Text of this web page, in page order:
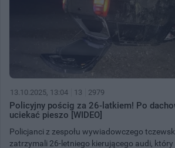
13.10.2025, 13:04 13 2979
Policyjny pościg za 26-latkiem! Po
uciekać pieszo [WIDEO]
Policjanci z zespołu wywiadowczego
zatrzymali 26-letniego kierującego audi, który